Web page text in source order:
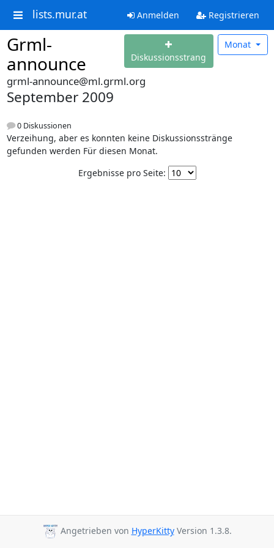
lists.mur.at Anmelden Registrieren
Grml-
announce
Diskussionsstrang
Monat
grml-announce@ml.grml.org
September 2009
0 Diskussionen
Verzeihung, aber es konnten keine Diskussionsstränge
gefunden werden Für diesen Monat.
Ergebnisse pro Seite:
Angetrieben von HyperKittyVersion 1.3.8.